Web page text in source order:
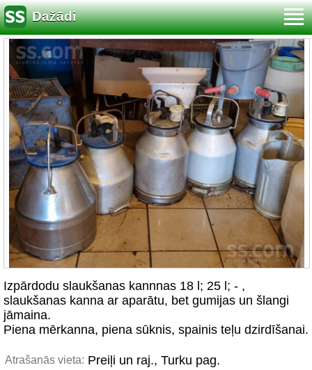
Dažādi
Izpārdodu slaukšanas kannnas 18 l; 25 l; - ,
slaukšanas kanna ar aparātu, bet gumijas un šlangi
jāmaina.
Piena mērkanna, piena sūknis, spainis teļu dzirdīšanai.
Atrašanās vieta: Preiļi un raj., Turku pag.